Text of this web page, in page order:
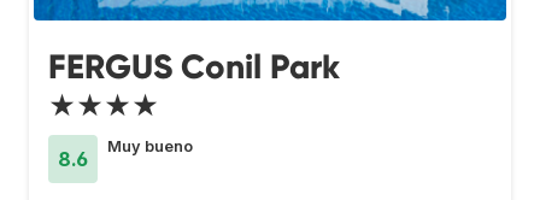
FERGUS Conil Park
★★★★
8.6
Muy bueno